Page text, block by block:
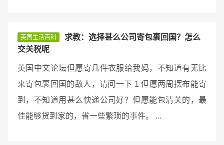
英国生活百科
求教：选择甚么公司寄包裹回国？怎么
交关税呢
英国中文论坛但愿寄几件衣服给我妈，不知道有无比
来寄包裹回国的敌人，请问一下 1 但愿两周摆布能寄
到，不知道用甚么快递公司好？但愿能包清关的，最
佳能够货到家的，省一些繁琐的事件。 ...